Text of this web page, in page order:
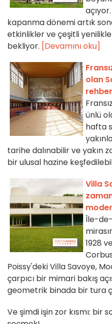
kapanma dönemi artık
etkinlikler ve çeşitli
bekliyor. [Devamını oku]
olan
ünlü
hafta
tarihe dalınabilir ve yakın
bir ulusal hazine
Villa
Île-
1928
Poissy'deki Villa Savoye,
çarpıcı bir mimari bakış
geometrik binada bir tura
Ve şimdi işin zor kısmı: bir